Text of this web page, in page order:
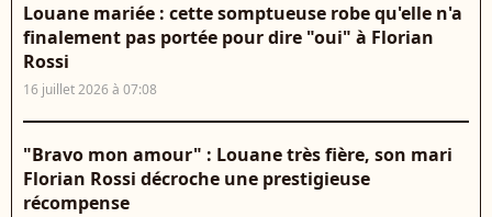
Louane mariée : cette somptueuse robe qu'elle n'a
finalement pas portée pour dire "oui" à Florian
Rossi
16 juillet 2026 à 07:08
"Bravo mon amour" : Louane très fière, son mari
Florian Rossi décroche une prestigieuse
récompense